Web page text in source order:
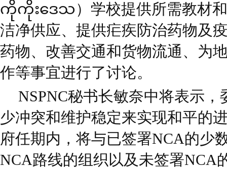
ကိုကိုးဒေသ）学校提供所需教材和
洁净供应、提供疟疾防治药物及
药物、改善交通和货物流通、为
作等事宜进行了讨论。
NSPNC秘书长敏奈中将表示
少冲突和维护稳定来实现和平的
府任期内，将与已签署NCA的少
NCA路线的组织以及未签署NCA